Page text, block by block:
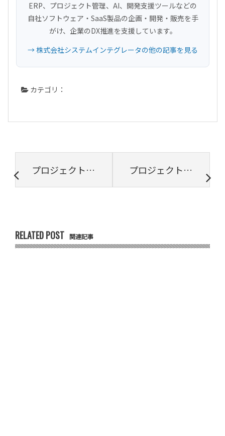
ERP、プロジェクト管理、AI、開発支援ツールなどの
自社ソフトウェア・SaaS製品の企画・開発・販売を手
がけ、企業のDX推進を支援しています。
→ 株式会社システムインテグレータの他の記事を見る
カテゴリ：
プロジェクト管理を新しいビジネスに活かすためには？【プロジェクトは現場で起きているんだ！第62章】 プロジェクト管理でよく利用されている重要な機能ベスト3【プロジェクトは現場で起きているんだ！第63章】
RELATED POST 関連記事